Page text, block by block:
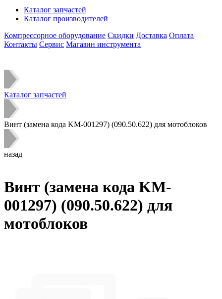
Каталог запчастей
Каталог производителей
Компрессорное оборудование Скидки Доставка Оплата
Контакты Сервис Магазин инструмента
Каталог запчастей
Винт (замена кода KM-001297) (090.50.622) для мотоблоков
назад
Винт (замена кода KM-
001297) (090.50.622) для
мотоблоков